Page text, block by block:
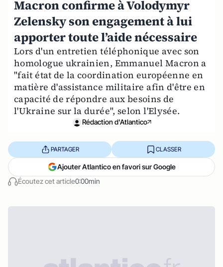
Macron confirme à Volodymyr
Zelensky son engagement à lui
apporter toute l’aide nécessaire
Lors d'un entretien téléphonique avec son
homologue ukrainien, Emmanuel Macron a
"fait état de la coordination européenne en
matière d'assistance militaire afin d'être en
capacité de répondre aux besoins de
l'Ukraine sur la durée", selon l'Elysée.
Rédaction d'Atlantico
Écoutez cet article0:00min
PARTAGER CLASSER
Ajouter Atlantico en favori sur Google